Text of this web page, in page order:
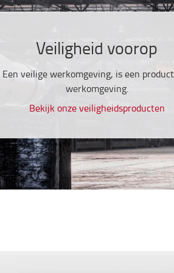
Veiligheid voorop
Een veilige werkomgeving, is een
werkomgeving.
Bekijk onze veiligheidsproducten